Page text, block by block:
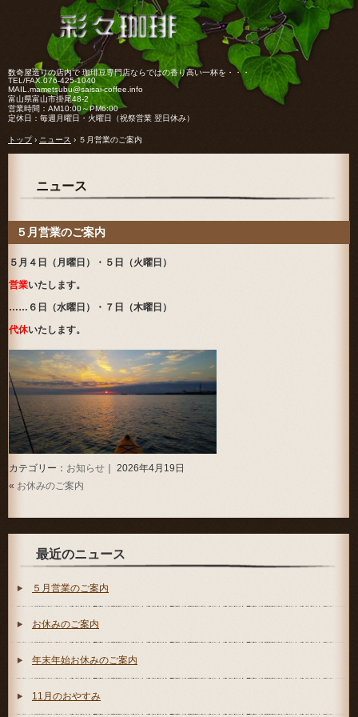
数奇屋造りの店内で 珈琲豆専門店ならではの香り高い一杯を・・・
TEL/FAX.076-425-1040
MAIL.mametsubu@saisai-coffee.info
富山県富山市掛尾48-2
営業時間：AM10:00～PM6:00
定休日：毎週月曜日・火曜日（祝祭営業 翌日休み）
トップ› ニュース › ５月営業のご案内
ニュース
５月営業のご案内
５月４日（月曜日）・５日（火曜日）
営業いたします。
……６日（水曜日）・７日（木曜日）
代休いたします。
カテゴリー： お知らせ ｜ 2026年4月19日
« お休みのご案内
最近のニュース
５月営業のご案内
お休みのご案内
年末年始お休みのご案内
11月のおやすみ